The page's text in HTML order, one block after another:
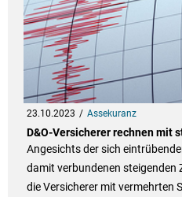
23.10.2023 Assekuranz
D&O-Versicherer rechnen mit
Angesichts der sich
damit verbundenen steigenden
die Versicherer mit vermehrten